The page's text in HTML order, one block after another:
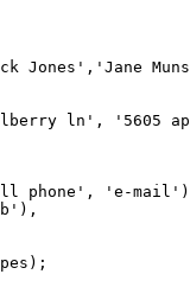
Jones','Jane
ln', '5605
phone', 'e-